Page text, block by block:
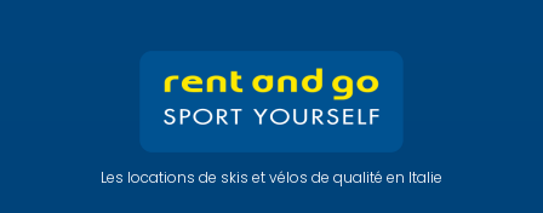
Les locations de skis et vélos de qualité en Italie